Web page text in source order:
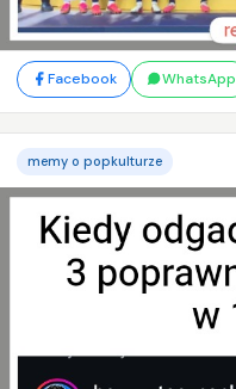
Facebook WhatsApp
memy o popkulturze